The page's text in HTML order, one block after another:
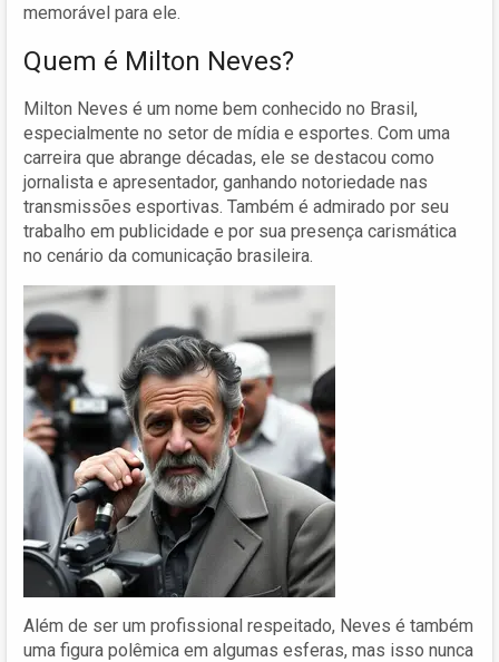
memorável para ele.
Quem é Milton Neves?
Milton Neves é um nome bem conhecido no Brasil,
especialmente no setor de mídia e esportes. Com uma
carreira que abrange décadas, ele se destacou como
jornalista e apresentador, ganhando notoriedade nas
transmissões esportivas. Também é admirado por seu
trabalho em publicidade e por sua presença carismática
no cenário da comunicação brasileira.
Além de ser um profissional respeitado, Neves é também
uma figura polêmica em algumas esferas, mas isso nunca